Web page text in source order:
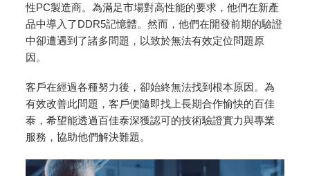
性PC製造商。為滿足市場對高性能的要求，他們在新產
品中導入了DDR5記憶體。然而，他們在開發前期的驗證
中卻遭遇到了諸多問題，以致於無法有效定位問題原
因。
客戶在經過各種努力後，卻始終無法找到根本原因。為
有效改善此問題，客戶便隨即找上長期合作愉快的百佳
泰，希望能透過百佳泰深獲認可的技術驗證實力與專業
服務，協助他們解決難題。